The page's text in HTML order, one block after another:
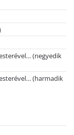
(negyedik
(harmadik